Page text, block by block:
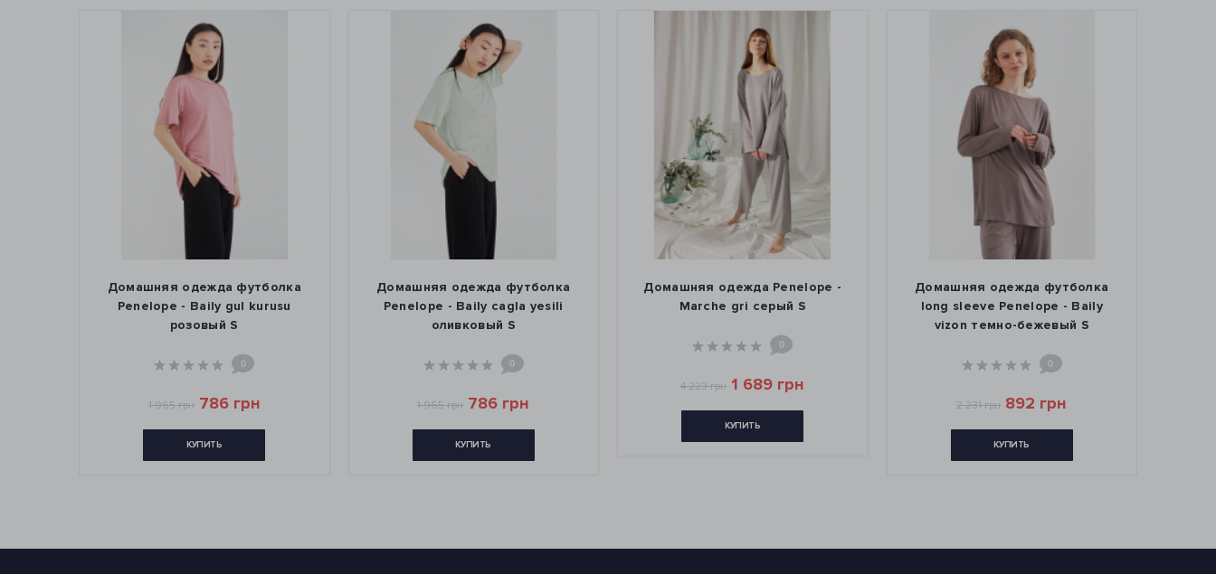
Домашняя одежда футболка
Penelope - Baily gul kurusu
0
786 грн
Домашняя одежда футболка
Penelope - Baily cagla yesili
оливковый S
0
786 грн
Домашняя одежда Penelope -
Marche gri серый S
0
1 689 грн
Домашняя одежда футболка
long sleeve Penelope - Baily
vizon темно-бежевый S
0
892 грн